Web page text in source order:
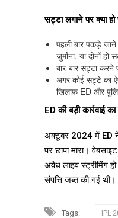
सट्टा लगाने पर क्या
पहली बार पकड़े
जुर्माना, या दोनों
बार-बार सट्टा
अगर कोई सट्टे का
खिलाफ ED और
ED की बड़ी कार्रवाई
अक्टूबर 2024 में ED
पर छापा मारा।
अवैध लाइव स्ट्रीमिंग
संपत्ति जब्त की गई थी।
Tags: IPL